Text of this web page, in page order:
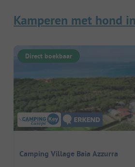
Kamperen met hond
Direct boekbaar
Camping Village Baia Azzurra